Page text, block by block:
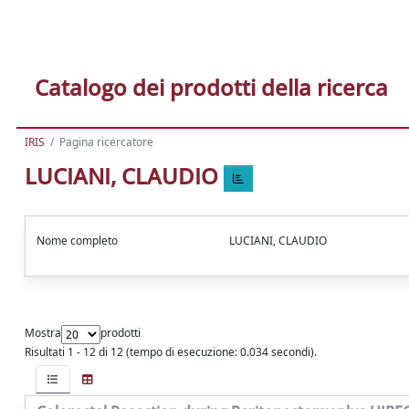
Catalogo dei prodotti della ricerca
IRIS Pagina ricercatore
LUCIANI, CLAUDIO
Nome completo LUCIANI, CLAUDIO
Mostra
prodotti
Risultati 1 - 12 di 12 (tempo di esecuzione: 0.034 secondi).